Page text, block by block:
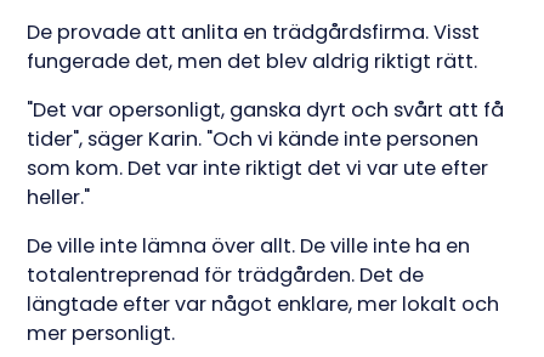
De provade att anlita en trädgårdsfirma. Visst
fungerade det, men det blev aldrig riktigt rätt.
"Det var opersonligt, ganska dyrt och svårt att få
tider", säger Karin. "Och vi kände inte personen
som kom. Det var inte riktigt det vi var ute efter
heller."
De ville inte lämna över allt. De ville inte ha en
totalentreprenad för trädgården. Det de
längtade efter var något enklare, mer lokalt och
mer personligt.